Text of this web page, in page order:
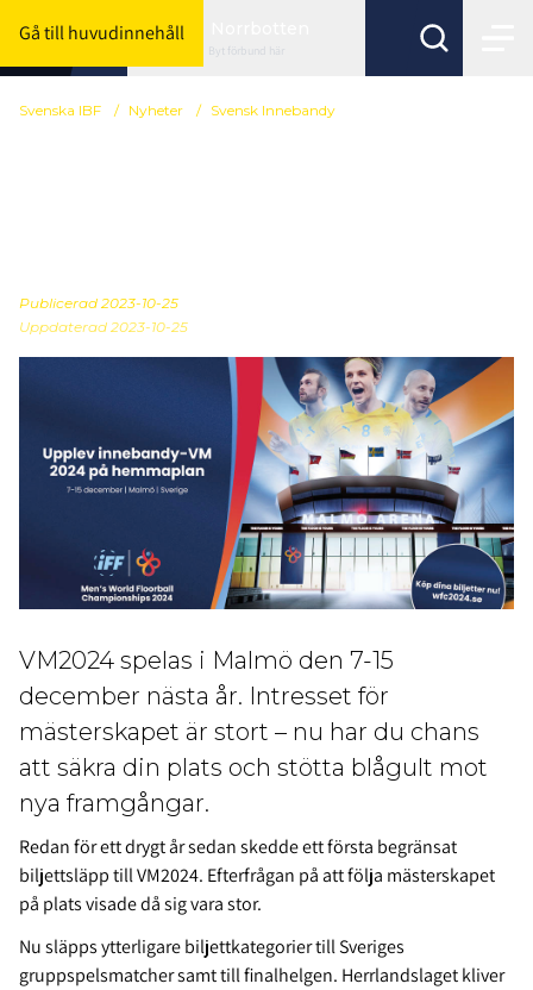
Gå till huvudinnehåll
Byt förbund här
Svenska IBF / Nyheter / Svensk Innebandy
Publicerad 2023-10-25
Uppdaterad 2023-10-25
VM2024 spelas i Malmö den 7-15
december nästa år. Intresset för
mästerskapet är stort – nu har du chans
att säkra din plats och stötta blågult mot
nya framgångar.
Redan för ett drygt år sedan skedde ett första begränsat
biljettsläpp till VM2024. Efterfrågan på att följa mästerskapet
på plats visade då sig vara stor.
Nu släpps ytterligare biljettkategorier till Sveriges
gruppspelsmatcher samt till finalhelgen. Herrlandslaget kliver